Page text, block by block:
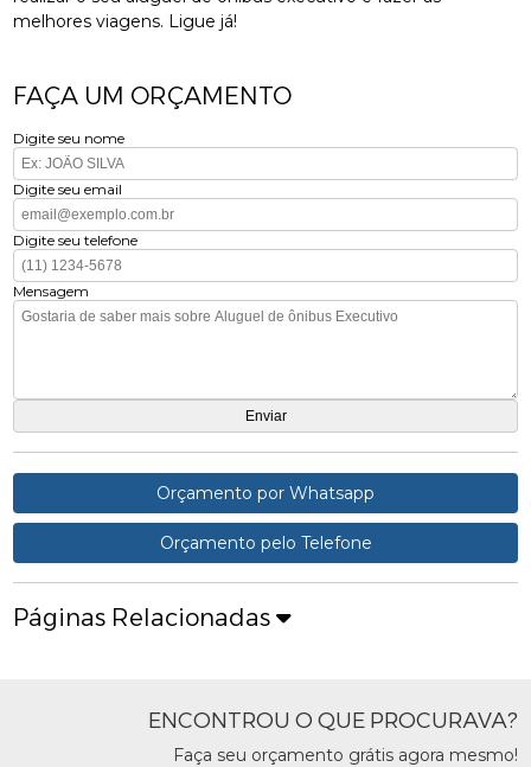
melhores viagens. Ligue já!
FAÇA UM ORÇAMENTO
Digite seu nome
Digite seu email
Digite seu telefone
Mensagem
Orçamento por Whatsapp
Orçamento pelo Telefone
Páginas Relacionadas
ENCONTROU O QUE PROCURAVA?
Faça seu orçamento grátis agora mesmo!